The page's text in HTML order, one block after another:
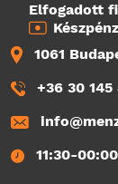
Elfogadott
1061
+36 30 145
11:30-